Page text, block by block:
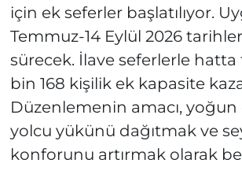
için ek seferler başlatılıyor.
Temmuz-14 Eylül 2026
sürecek. İlave seferlerle
bin 168 kişilik ek kapasite
Düzenlemenin amacı,
yolcu yükünü dağıtmak ve
konforunu artırmak olarak